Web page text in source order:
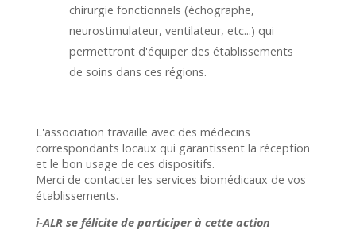
chirurgie fonctionnels (échographe,
neurostimulateur, ventilateur, etc...) qui
permettront d'équiper des établissements
de soins dans ces régions.
L'association travaille avec des médecins
correspondants locaux qui garantissent la réception
et le bon usage de ces dispositifs.
Merci de contacter les services biomédicaux de vos
établissements.
i-ALR se félicite de participer à cette action